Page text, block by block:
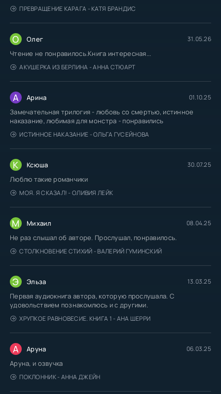
ПРЕВРАЩЕНИЕ КАРАГА - КАТЯ БРАНДИС
О Олег 31.05.26
Чтение не понравилось.Книга интересная...
АКУШЕРКА ИЗ БЕРЛИНА - АННА СТЮАРТ
А Арина 01.10.25
Замечательная трилогия - любовь со смертью, истинное
наказание, любимая для монстра - понравились
ИСТИННОЕ НАКАЗАНИЕ - ОЛЬГА ГУСЕЙНОВА
К Ксюша 30.07.25
Люблю такие романчики
МОЯ. Я СКАЗАЛ! - ОЛИВИЯ ЛЕЙК
М Михаил 08.04.25
Не раз слышал об авторе. Прослушал, понравилось.
СТОЛКНОВЕНИЕ СТИХИЙ - ВАЛЕРИЙ ГУМИНСКИЙ
Э Эльза 13.03.25
Первая аудиокнига автора, которую прослушала. С
удовольствием познакомлюсь и с другими.
ХРУПКОЕ РАВНОВЕСИЕ. КНИГА 1 - АНА ШЕРРИ
А Аруна 06.03.25
Аруна, и озвучка
ПОКЛОННИК - АННА ДЖЕЙН